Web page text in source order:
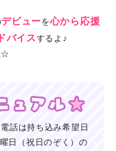
デビューを心から応援
バイスするよ♪
☆
話は持ち込み希望日
日（祝日のぞく）の